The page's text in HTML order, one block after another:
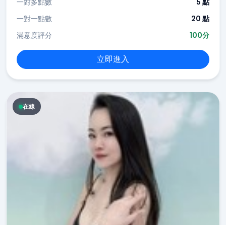
一對多點數
5 點
一對一點數
20 點
滿意度評分
100分
立即進入
在線